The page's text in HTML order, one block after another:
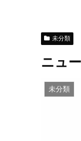
未分類
ニュ
未分類